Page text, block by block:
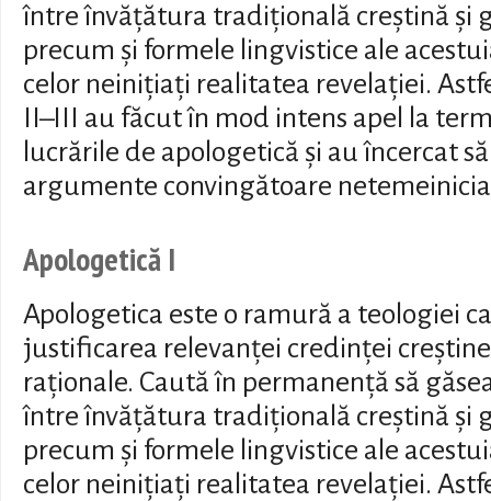
între învățătura tradițională creștină și
precum și formele lingvistice ale
celor neinițiați realitatea revelației.
II–III au făcut în mod intens apel la
lucrările de apologetică și au încercat
argumente convingătoare
Apologetică I
Apologetica este o ramură a teologiei
justificarea relevanței credinței
raționale. Caută în permanență să
între învățătura tradițională creștină și
precum și formele lingvistice ale
celor neinițiați realitatea revelației.